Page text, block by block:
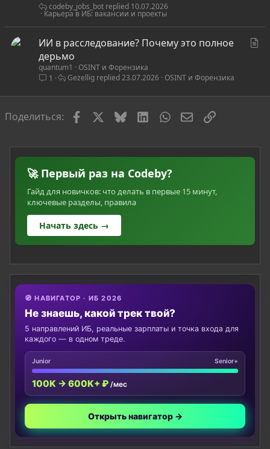
Карьера в ИБ: вакансии и проекты
10.07.2026
codeby_jobs_bot
ь
ИИ в расследование? Почему это полное
дерьмо
quantum1
OSINT и Форензика
1
OSINT и Форензика
23.07.2026
Gezellig
Поделиться: FacebookBlueskyLinkedInWhatsAppЭлектронная
Ссылка
🚀 Первый раз на Codeby?
Гайд для новичков: что делать в первые 15 минут,
ключевые разделы, правила
Начать здесь →
🧭 НАВИГАТОР · ИБ 2026
Не знаешь, какой трек твой?
5 направлений ИБ, реальные зарплаты и точка входа для
каждого — в одном треде.
Junior Senior+
100K → 600K+ ₽ /мес
Открыть навигатор →